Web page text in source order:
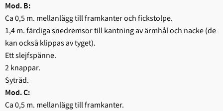
Mod. B:
Ca 0,5 m. mellanlägg till framkanter och fickstolpe.
1,4 m. färdiga snedremsor till kantning av ärmhål och nacke (de
kan också klippas av tyget).
Ett slejfspänne.
2 knappar.
Sytråd.
Mod. C:
Ca 0,5 m. mellanlägg till framkanter.